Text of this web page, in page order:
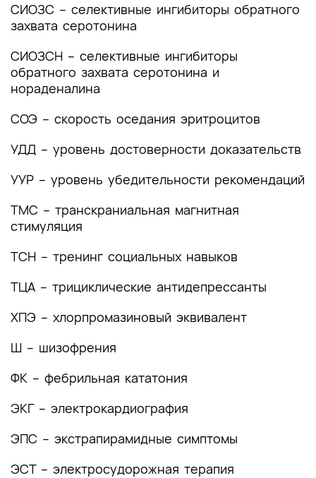
факторы, влияющие на исход заболевания или
состояния)
Критерии оценки качества медицинской
помощи
разработке и пересмотру клинических
клинических рекомендаций
включая соответствие показаний к
применения и доз лекарственных препаратов,
препарата
Приложение Б. Алгоритмы действий врача
Приложение В. Информация для пациента
Приложение Г1-ГN. Шкалы оценки, вопросники
пациента, приведенные в клинических
СИОЗС – селективные ингибиторы обратного
захвата серотонина
СИОЗСН – селективные ингибиторы
обратного захвата серотонина и
нораденалина
СОЭ – скорость оседания эритроцитов
УДД – уровень достоверности доказательств
УУР – уровень убедительности рекомендаций
ТМС – транскраниальная магнитная
стимуляция
ТСН – тренинг социальных навыков
ТЦА – трициклические антидепрессанты
ХПЭ – хлорпромазиновый эквивалент
Ш – шизофрения
ФК – фебрильная кататония
ЭКГ – электрокардиография
ЭПС – экстрапирамидные симптомы
ЭСТ – электросудорожная терапия